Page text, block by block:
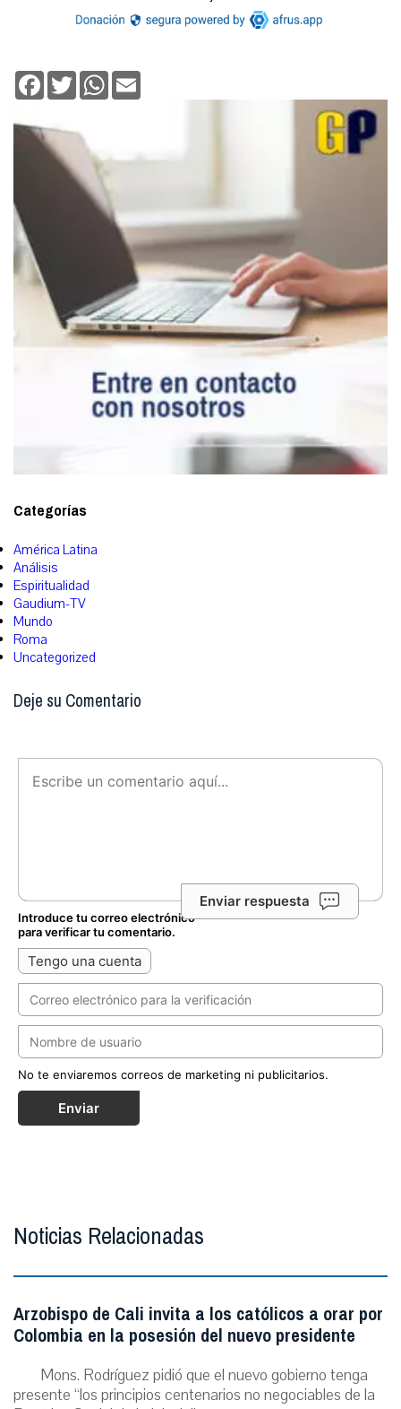
Facebook
TwitterWhatsApp
Categorías
América Latina
Análisis
Espiritualidad
Gaudium-TV
Mundo
Roma
Uncategorized
Deje su Comentario
Enviar respuesta
Introduce tu correo electrónico
para verificar tu comentario.
Tengo una cuenta
No te enviaremos correos de marketing ni publicitarios.
Enviar
Noticias Relacionadas
Arzobispo de Cali invita a los católicos a orar por
Colombia en la posesión del nuevo presidente
Mons. Rodríguez pidió que el nuevo gobierno tenga
presente “los principios centenarios no negociables de la